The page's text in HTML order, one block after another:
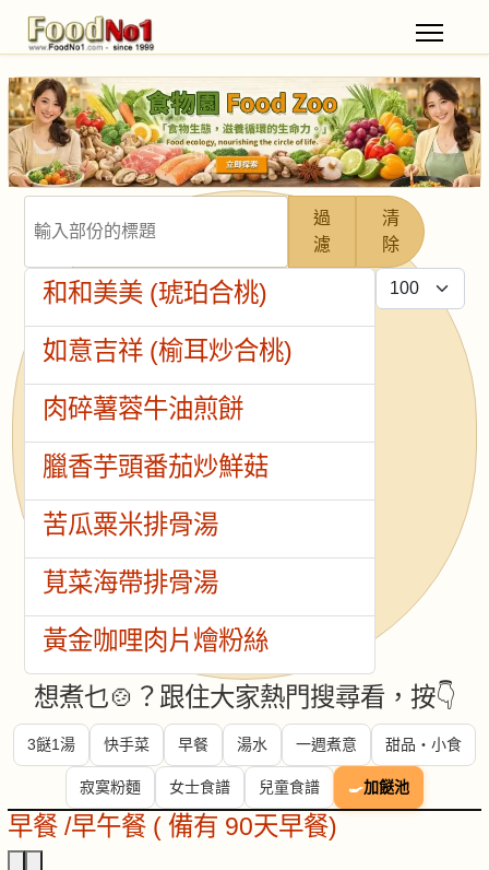
過
濾
清
除
每頁顯示條數
和和美美 (琥珀合桃)
如意吉祥 (榆耳炒合桃)
肉碎薯蓉牛油煎餅
臘香芋頭番茄炒鮮菇
苦瓜粟米排骨湯
莧菜海帶排骨湯
黃金咖哩肉片燴粉絲
想煮乜🍲？跟住大家熱門搜尋看，按👇
3餸1湯 快手菜 早餐 湯水 一週煮意 甜品・小食
寂寞粉麵 女士食譜 兒童食譜 🍳加餸池
早餐 /早午餐 ( 備有 90天早餐)